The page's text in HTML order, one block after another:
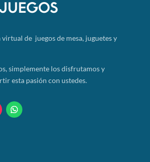
de juegos de mesa, juguetes y
simplemente los disfrutamos y
esta pasión con ustedes.